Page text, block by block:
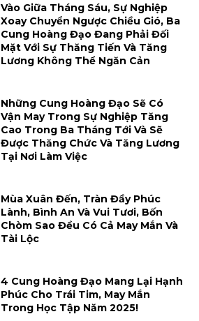
Vào Giữa Tháng Sáu, Sự Nghiệp
Xoay Chuyển Ngược Chiều Gió, Ba
Cung Hoàng Đạo Đang Phải Đối
Mặt Với Sự Thăng Tiến Và Tăng
Lương Không Thể Ngăn Cản
Những Cung Hoàng Đạo Sẽ Có
Vận May Trong Sự Nghiệp Tăng
Cao Trong Ba Tháng Tới Và Sẽ
Được Thăng Chức Và Tăng Lương
Tại Nơi Làm Việc
Mùa Xuân Đến, Tràn Đầy Phúc
Lành, Bình An Và Vui Tươi, Bốn
Chòm Sao Đều Có Cả May Mắn Và
Tài Lộc
4 Cung Hoàng Đạo Mang Lại Hạnh
Phúc Cho Trái Tim, May Mắn
Trong Học Tập Năm 2025!